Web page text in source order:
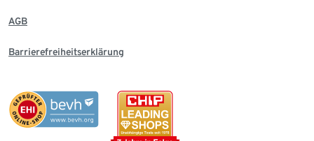
AGB
Barrierefreiheitserklärung